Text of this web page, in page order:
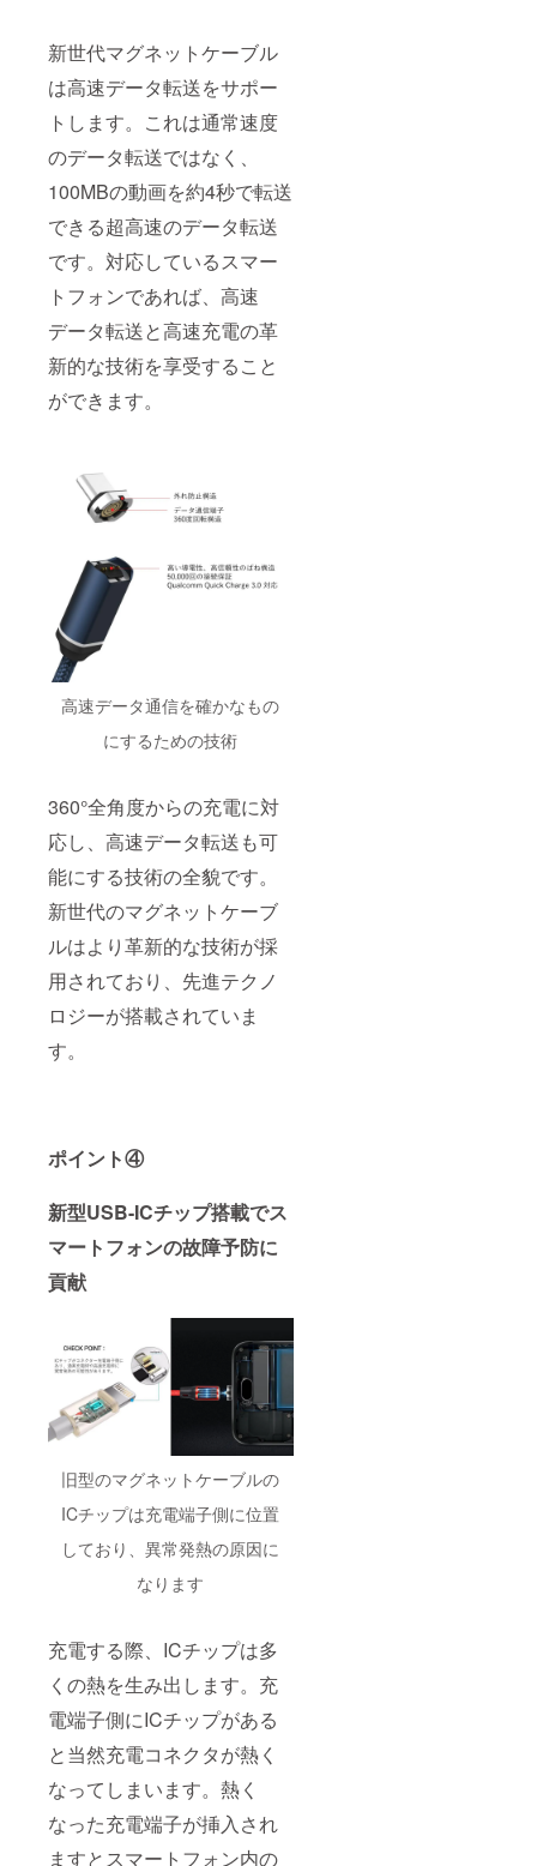
新世代マグネットケーブル
は高速データ転送をサポー
トします。これは通常速度
のデータ転送ではなく、
100MBの動画を約4秒で転送
できる超高速のデータ転送
です。対応しているスマー
トフォンであれば、高速
データ転送と高速充電の革
新的な技術を享受すること
ができます。
高速データ通信を確かなもの
にするための技術
360°全角度からの充電に対
応し、高速データ転送も可
能にする技術の全貌です。
新世代のマグネットケーブ
ルはより革新的な技術が採
用されており、先進テクノ
ロジーが搭載されていま
す。
ポイント④
新型USB-ICチップ搭載でス
マートフォンの故障予防に
貢献
旧型のマグネットケーブルの
ICチップは充電端子側に位置
しており、異常発熱の原因に
なります
充電する際、ICチップは多
くの熱を生み出します。充
電端子側にICチップがある
と当然充電コネクタが熱く
なってしまいます。熱く
なった充電端子が挿入され
ますとスマートフォン内の